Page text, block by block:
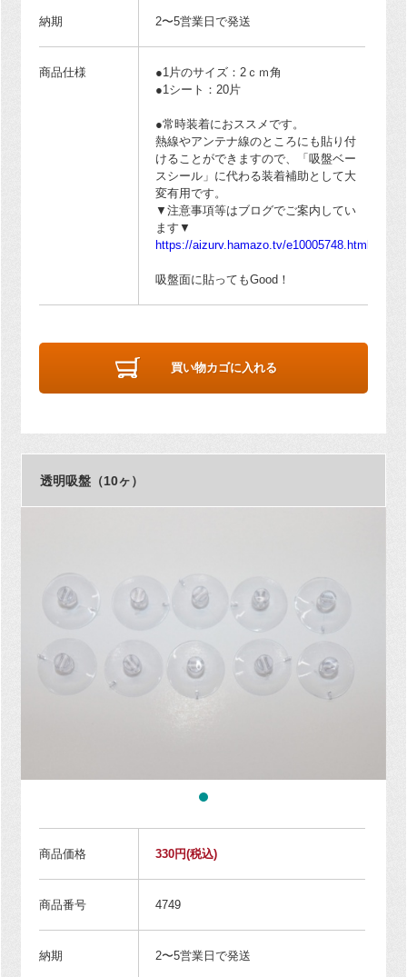
納期 2〜5営業日で発送
商品仕様
●1片のサイズ：2ｃｍ角
●1シート：20片
●常時装着におススメです。
熱線やアンテナ線のところにも貼り付
けることができますので、「吸盤ベー
スシール」に代わる装着補助として大
変有用です。
▼注意事項等はブログでご案内してい
ます▼
https://aizurv.hamazo.tv/e10005748.html
吸盤面に貼ってもGood！
買い物カゴに入れる
透明吸盤（10ヶ）
商品価格 330円(税込)
商品番号 4749
納期 2〜5営業日で発送